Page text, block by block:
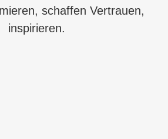
schaffen Vertrauen,
inspirieren.